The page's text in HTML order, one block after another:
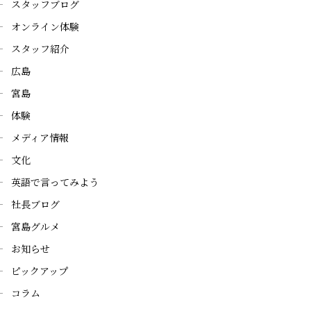
スタッフブログ
オンライン体験
スタッフ紹介
広島
宮島
体験
メディア情報
文化
英語で言ってみよう
社長ブログ
宮島グルメ
お知らせ
ピックアップ
コラム